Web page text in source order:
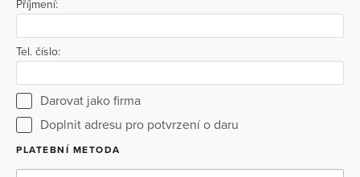
Příjmení:
Tel. číslo:
Darovat jako firma
Doplnit adresu pro potvrzení o daru
PLATEBNÍ METODA